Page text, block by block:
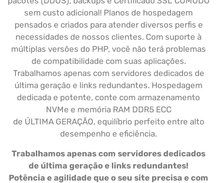
sem custo adicional! Planos de hospedagem
pensados e criados para atender diversos perfis e
necessidades de nossos clientes. Com suporte à
múltiplas versões do PHP, você não terá problemas
de compatibilidade com suas aplicações.
Trabalhamos apenas com servidores dedicados de
última geração e links redundantes. Hospedagem
dedicada e potente, conte com armazenamento
NVMe e memória RAM DDR5 ECC
de ÚLTIMA GERAÇÃO, equilíbrio perfeito entre alto
desempenho e eficiência.
Trabalhamos apenas com servidores dedicados
de última geração e links redundantes!
Potência e agilidade que o seu site precisa e com